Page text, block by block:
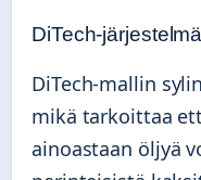
DiTech-
DiTech-mallin
mikä tarkoittaa
ainoastaan öljyä